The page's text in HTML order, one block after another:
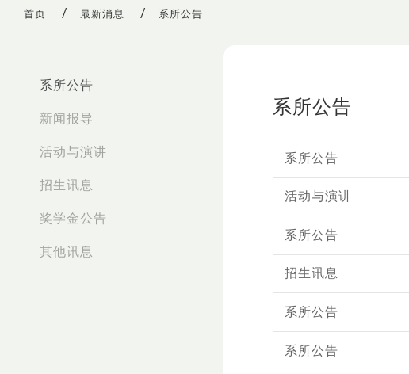
首页 最新消息 系所公告
系所公告
新闻报导
活动与演讲
招生讯息
奖学金公告
其他讯息
系所公告
系所公告
活动与演讲
系所公告
招生讯息
系所公告
系所公告